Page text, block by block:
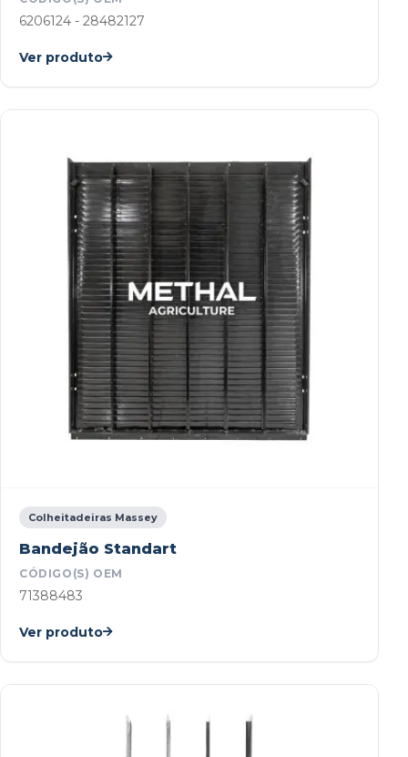
6206124 - 28482127
Ver produto
Colheitadeiras Massey
Bandejão Standart
CÓDIGO(S) OEM
71388483
Ver produto